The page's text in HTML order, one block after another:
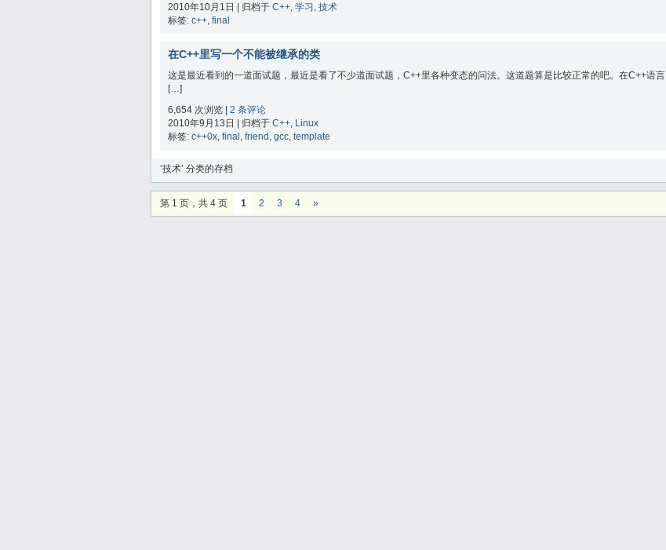
2010年10月1日 | 归档于 C++, 学习 , 技术
标签: c++, final
在C++里写一个不能被继承的类
这是最近看到的一道面试题，最近是看了不少道面试题，C++里各种变态的问法。这道题算是比较正常的吧。在C++语言
[…]
6,654 次浏览 | 2 条评论
2010年9月13日 | 归档于 C++, Linux
标签: c++0x, final , friend , gcc, template
‘技术’ 分类的存档
第 1 页，共 4 页 1 2 3 4 »